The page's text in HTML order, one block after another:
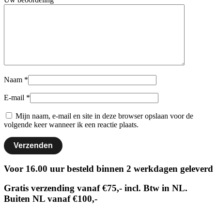
Naam *
E-mail *
Mijn naam, e-mail en site in deze browser opslaan voor de
volgende keer wanneer ik een reactie plaats.
Voor 16.00 uur besteld binnen 2 werkdagen geleverd
Gratis verzending vanaf €75,- incl. Btw in NL.
Buiten NL vanaf €100,-